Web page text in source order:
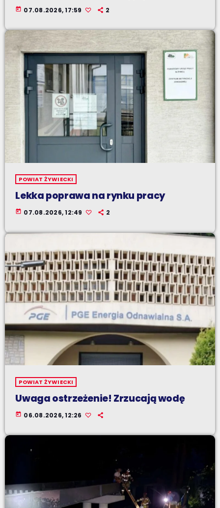
today 07.08.2026, 17:59 2
POWIAT ŻYWIECKI
Lekka poprawa na rynku pracy
today 07.08.2026, 12:49 2
POWIAT ŻYWIECKI
Uwaga ostrzeżenie! Zrzucają wodę
today 06.08.2026, 12:26